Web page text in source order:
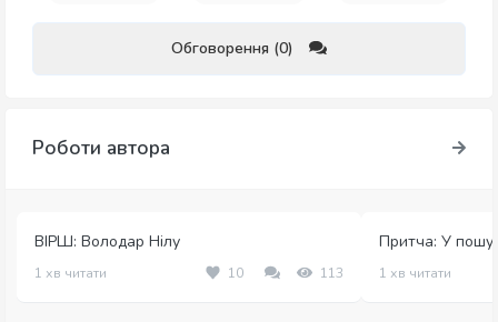
Обговорення (0)
Роботи автора
ВІРШ: Володар Нілу
1 хв читати 10 113
Притча: У
1 хв читати